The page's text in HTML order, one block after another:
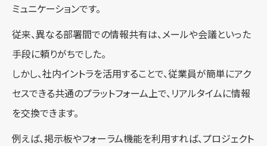
ミュニケーションです。
従来、異なる部署間での情報共有は、メールや会議といった
手段に頼りがちでした。
しかし、社内イントラを活用することで、従業員が簡単にアク
セスできる共通のプラットフォーム上で、リアルタイムに情報
を交換できます。
例えば、掲示板やフォーラム機能を利用すれば、プロジェクト